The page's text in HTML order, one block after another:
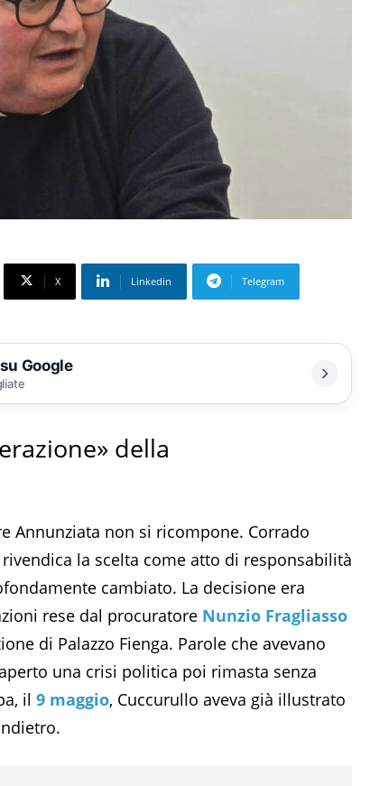
X Linkedin Telegram
Google
della
Annunziata non si ricompone. Corrado
la scelta come atto di responsabilità
cambiato. La decisione era
rese dal procuratore Nunzio Fragliasso
di Palazzo Fienga. Parole che avevano
una crisi politica poi rimasta senza
il 9 maggio, Cuccurullo aveva già illustrato